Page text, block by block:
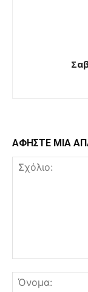
ΑΦΗΣΤΕ ΜΙΑ